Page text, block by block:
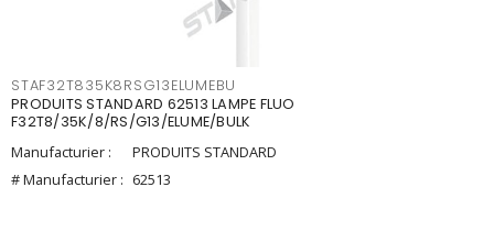
STAF32T835K8RSG13ELUMEBU
PRODUITS STANDARD 62513 LAMPE FLUO
F32T8/35K/8/RS/G13/ELUME/BULK
Manufacturier :
PRODUITS STANDARD
# Manufacturier : 62513